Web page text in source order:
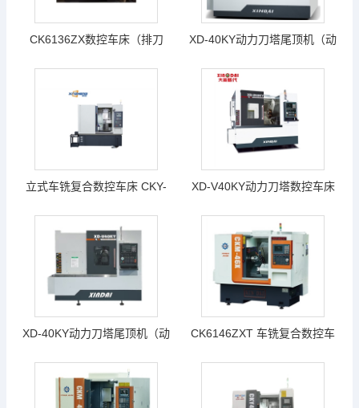
CK6136ZX数控车床（排刀
机）---带端铣侧铣互换动力头
（1组两个头）
XD-40KY动力刀塔尾顶机（动
力刀塔、带Y轴、带尾座）新代
系统22TB-E
立式车铣复合数控车床 CKY-
46K
XD-V40KY动力刀塔数控车床
（新代系统22TB-E） （动力刀
塔、带Y轴带升降功能、带尾座
机（可过棒料52mm, 顶针间最
大加工长度 450mm 最大车削
XD-40KY动力刀塔尾顶机（动
力刀塔、带Y轴、带尾座）新代
系统22TB-E
CK6146ZXT 车铣复合数控车
床（高配置）（4个侧铣头+4个
端铣头+Y轴+排刀型）台湾新